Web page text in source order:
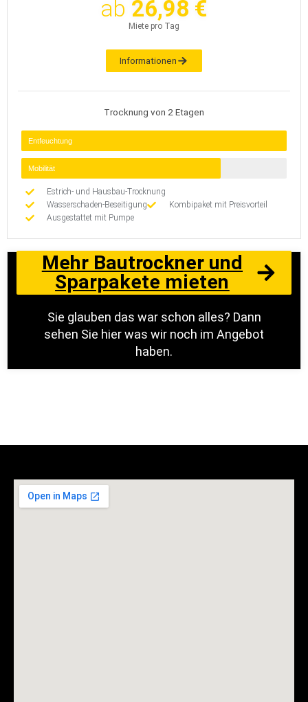
ab 26,98 €
Miete pro Tag
Informationen
Trocknung von 2 Etagen
Entfeuchtung
Mobilität
Estrich- und Hausbau-Trocknung
Wasserschaden-Beseitigung
Kombipaket mit Preisvorteil
Ausgestattet mit Pumpe
Mehr Bautrockner und
Sparpakete mieten
Sie glauben das war schon alles? Dann
sehen Sie hier was wir noch im Angebot
haben.